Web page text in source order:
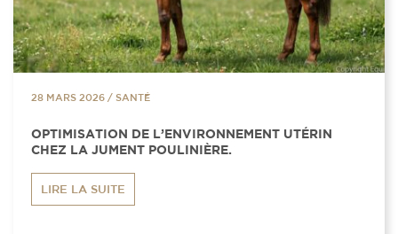
28 MARS 2026 / SANTÉ
OPTIMISATION DE L’ENVIRONNEMENT UTÉRIN
CHEZ LA JUMENT POULINIÈRE.
LIRE LA SUITE